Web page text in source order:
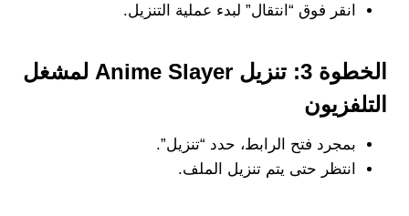
انقر فوق “انتقال” لبدء عملية التنزيل.
الخطوة 3: تنزيل Anime Slayer لمشغل
التلفزيون
بمجرد فتح الرابط، حدد “تنزيل”.
انتظر حتى يتم تنزيل الملف.